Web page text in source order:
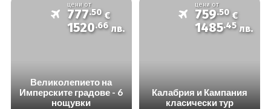
цени от
777.50 €
1520.66 лв.
Великолепието на
Имперските градове - 6
нощувки
цени от
759.50 €
1485.45 лв.
Калабрия и Кампания
класически тур